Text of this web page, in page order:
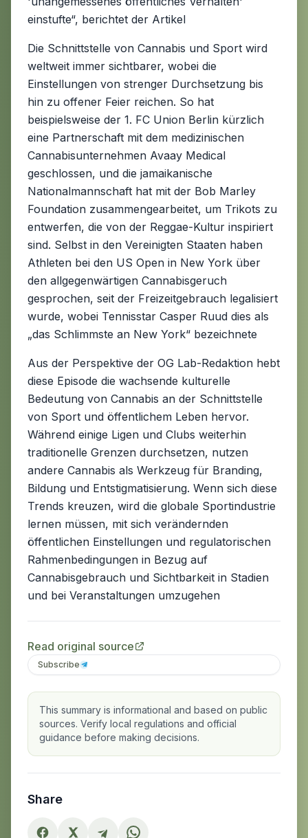
einstufte“, berichtet der Artikel
Die Schnittstelle von Cannabis und Sport wird
weltweit immer sichtbarer, wobei die
Einstellungen von strenger Durchsetzung bis
hin zu offener Feier reichen. So hat
beispielsweise der 1. FC Union Berlin kürzlich
eine Partnerschaft mit dem medizinischen
Cannabisunternehmen Avaay Medical
geschlossen, und die jamaikanische
Nationalmannschaft hat mit der Bob Marley
Foundation zusammengearbeitet, um Trikots zu
entwerfen, die von der Reggae-Kultur inspiriert
sind. Selbst in den Vereinigten Staaten haben
Athleten bei den US Open in New York über
den allgegenwärtigen Cannabisgeruch
gesprochen, seit der Freizeitgebrauch legalisiert
wurde, wobei Tennisstar Casper Ruud dies als
„das Schlimmste an New York“ bezeichnete
Aus der Perspektive der OG Lab-Redaktion hebt
diese Episode die wachsende kulturelle
Bedeutung von Cannabis an der Schnittstelle
von Sport und öffentlichem Leben hervor.
Während einige Ligen und Clubs weiterhin
traditionelle Grenzen durchsetzen, nutzen
andere Cannabis als Werkzeug für Branding,
Bildung und Entstigmatisierung. Wenn sich diese
Trends kreuzen, wird die globale Sportindustrie
lernen müssen, mit sich verändernden
öffentlichen Einstellungen und regulatorischen
Rahmenbedingungen in Bezug auf
Cannabisgebrauch und Sichtbarkeit in Stadien
und bei Veranstaltungen umzugehen
Read original source
Subscribe
This summary is informational and based on public
sources. Verify local regulations and official
guidance before making decisions.
Share